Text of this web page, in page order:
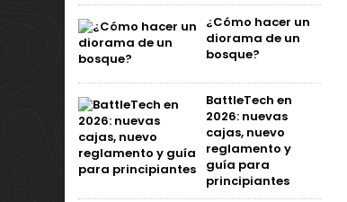
¿Cómo hacer un
diorama de un
bosque?
BattleTech en
2026: nuevas
cajas, nuevo
reglamento y
guía para
principiantes